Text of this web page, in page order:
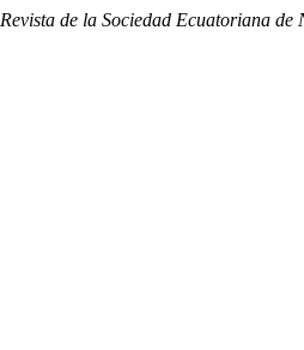
Revista de la Sociedad Ecuatoriana